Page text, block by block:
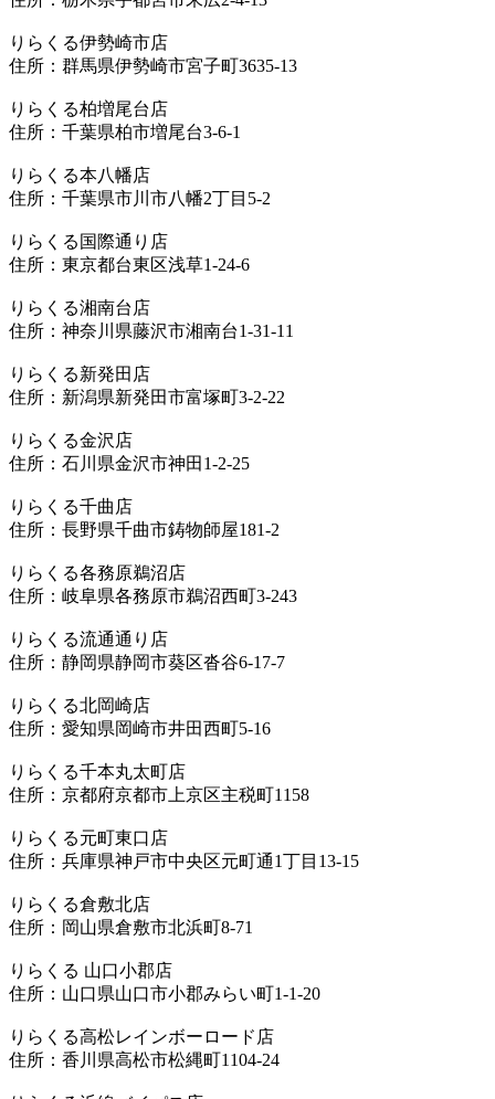
りらくる伊勢崎市店
住所：群馬県伊勢崎市宮子町3635-13
りらくる柏増尾台店
住所：千葉県柏市増尾台3-6-1
りらくる本八幡店
住所：千葉県市川市八幡2丁目5-2
りらくる国際通り店
住所：東京都台東区浅草1-24-6
りらくる湘南台店
住所：神奈川県藤沢市湘南台1-31-11
りらくる新発田店
住所：新潟県新発田市富塚町3-2-22
りらくる金沢店
住所：石川県金沢市神田1-2-25
りらくる千曲店
住所：長野県千曲市鋳物師屋181-2
りらくる各務原鵜沼店
住所：岐阜県各務原市鵜沼西町3-243
りらくる流通通り店
住所：静岡県静岡市葵区沓谷6-17-7
りらくる北岡崎店
住所：愛知県岡崎市井田西町5-16
りらくる千本丸太町店
住所：京都府京都市上京区主税町1158
りらくる元町東口店
住所：兵庫県神戸市中央区元町通1丁目13-15
りらくる倉敷北店
住所：岡山県倉敷市北浜町8-71
りらくる 山口小郡店
住所：山口県山口市小郡みらい町1-1-20
りらくる高松レインボーロード店
住所：香川県高松市松縄町1104-24